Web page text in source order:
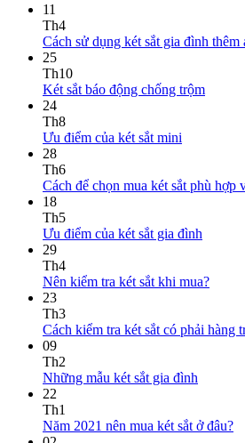
11
Th4
Cách sử dụng két sắt gia đình thêm
25
Th10
Két sắt báo động chống trộm
24
Th8
Ưu điểm của két sắt mini
28
Th6
Cách để chọn mua két sắt phù hợp
18
Th5
Ưu điểm của két sắt gia đình
29
Th4
Nên kiểm tra két sắt khi mua?
23
Th3
Cách kiểm tra két sắt có phải hàng
09
Th2
Những mẫu két sắt gia đình
22
Th1
Năm 2021 nên mua két sắt ở đâu?